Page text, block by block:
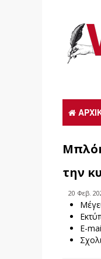
την
20 Φεβ.
E-